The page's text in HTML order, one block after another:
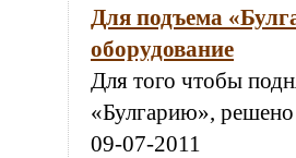
Для подъема
оборудование
Для того чтобы
«Булгарию»,
09-07-2011